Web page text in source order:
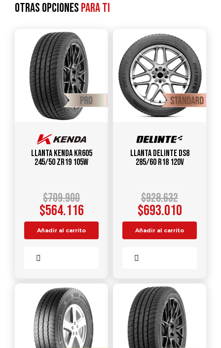
Otras opcionespara ti
Llanta KENDA KR605
245/50 ZR19 105W
$709.900
$564.116
Añadir al carrito
Llanta DELINTE DS8
285/60 R18 120V
$928.632
$693.010
Añadir al carrito